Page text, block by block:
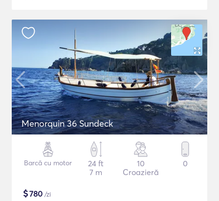
Menorquin 36 Sundeck
Barcă cu motor
24 ft
7 m
10
Croazieră
0
$780 /zi